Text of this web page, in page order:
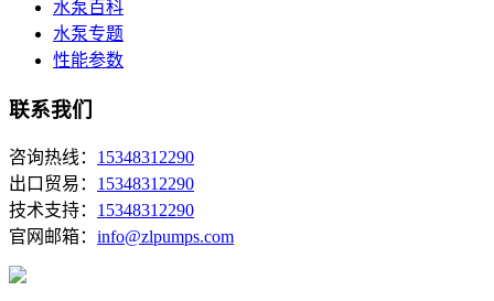
水泵百科
水泵专题
性能参数
联系我们
咨询热线： 15348312290
出口贸易： 15348312290
技术支持： 15348312290
官网邮箱： info@zlpumps.com